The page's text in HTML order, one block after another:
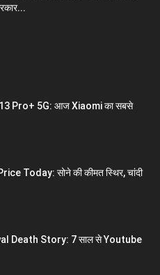
Pro+ 5G: आज Xiaomi का सबसे
Today: सोने की कीमत स्थिर, चांदी
Death Story: 7 साल से Youtube